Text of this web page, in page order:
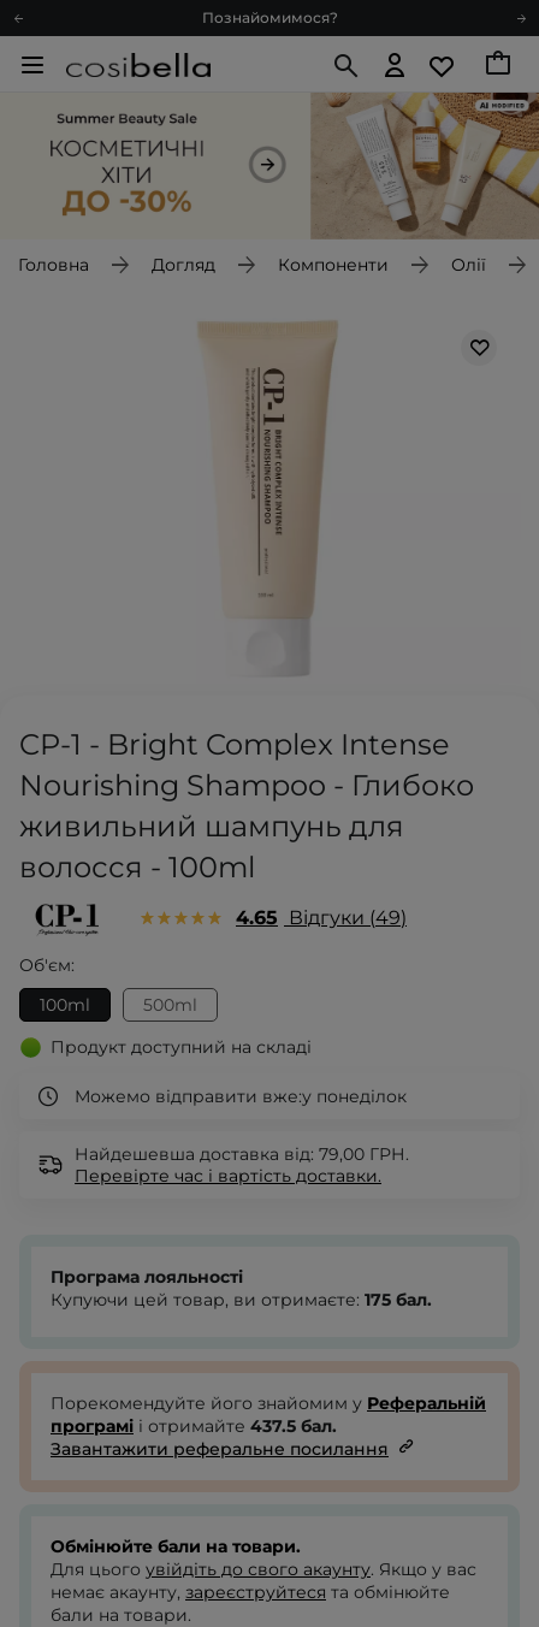
Познайомимося?
Доставка з любов'ю
Рекомендуй нас і отримуй ще більше балів
Запитай косметолога
Доставка з любов'ю
Головна Догляд Компоненти Олії
CP-1 - Bright Complex Intense
Nourishing Shampoo - Глибоко
живильний шампунь для
волосся - 100ml
4.65 Відгуки 49
Об'єм:
100ml
500ml
Продукт доступний на складі
Можемо відправити вже:у понеділок
Найдешевша доставка від: 79,00 ГРН.
Перевірте час і вартість доставки.
Програма лояльності
Купуючи цей товар, ви отримаєте: 175 бал.
Порекомендуйте його знайомим у Реферальній
програмі і отримайте 437.5 бал.
Завантажити реферальне посилання
Обмінюйте бали на товари.
Для цього увійдіть до свого акаунту. Якщо у вас
немає акаунту, зареєструйтеся та обмінюйте
бали на товари.